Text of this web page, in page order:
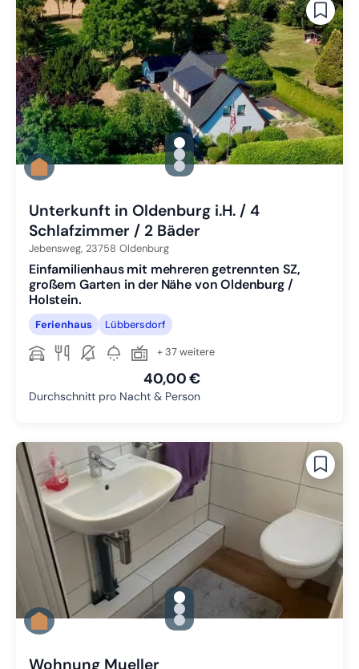
gallery.slide_selector
Zu Slide 1 wechseln
Zu Slide 2 wechseln
Zu Slide 3 wechseln
Unterkunft in Oldenburg i.H. / 4
Schlafzimmer / 2 Bäder
Jebensweg, 23758 Oldenburg
Einfamilienhaus mit mehreren getrennten SZ,
großem Garten in der Nähe von Oldenburg /
Holstein.
Ferienhaus Lübbersdorf
+ 37 weitere
40,00 €
Durchschnitt pro Nacht & Person
gallery.slide_selector
Zu Slide 1 wechseln
Zu Slide 2 wechseln
Zu Slide 3 wechseln
Wohnung Mueller